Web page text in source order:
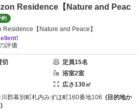
Residence【Nature and Peac
約
Residence【Nature and Peace】
評価
切 定員15名
浴室2室
広さ130㎡
郡幕別町札内みずほ町160番地106
目的地か